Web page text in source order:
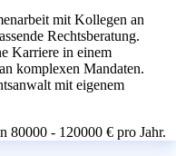
mit Kollegen an
Rechtsberatung.
Karriere in einem
komplexen Mandaten.
mit eigenem
80000 - 120000 € pro Jahr.